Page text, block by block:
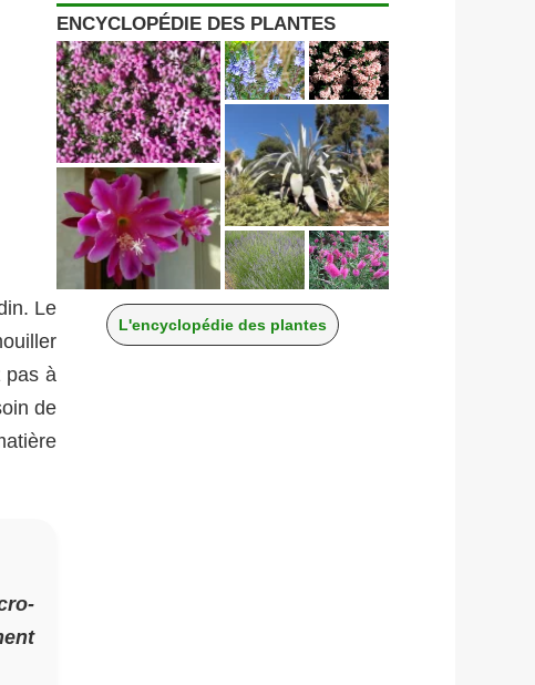
Le
pas à
de
ENCYCLOPÉDIE DES PLANTES
L'encyclopédie des plantes